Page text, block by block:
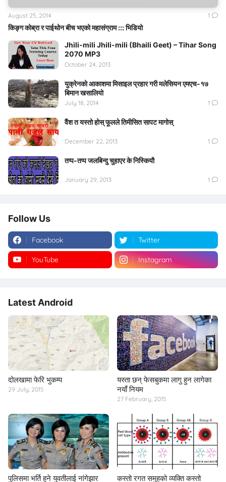
किङ्ग कोब्रा र पाईथोन बीच भएको महासंग्राम ::: भिडियो
August 25, 2014 1
Jhili-mili Jhili-mili (Bhaili Geet) – Tihar Song
2070 MP3
October 24, 2013
युक्रेनको आकाशमा मिसाइल प्रहार गरी मलेसियन एमएच-१७
बिमान खसालियो
July 18, 2014 1
वैंश त यस्तो होस् फूलले तिमीसित सापट मागोस्
December 22, 2013 1
तप्प-तप्प जलबिन्दु चुहाएर के निस्कियौ
January 29, 2013 1
Follow Us
Facebook Twitter
YouTube Instagram
Latest Android
दोलखामा फेरि भुकम्प
29 July, 2015
यस्ता छन् फेसबुकमा लागु हुन लागेका
नयाँ नियम
27 February, 2015
पुलिसमा भर्ति हुने युवतीलाई नांगेझार
कस्तो रगत समुहको व्यक्ति कस्तो